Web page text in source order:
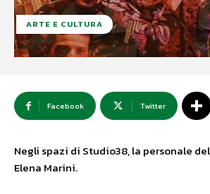
ARTE E CULTURA
Facebook Twitter
Negli spazi di Studio38, la personale
Elena Marini.